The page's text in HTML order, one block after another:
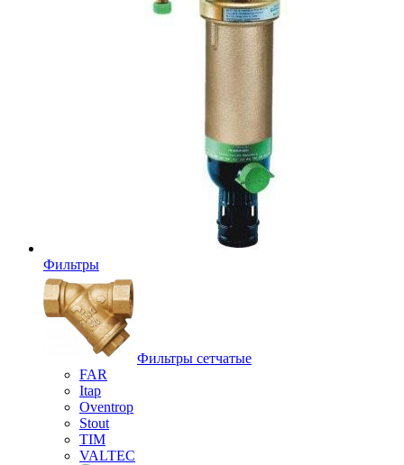
Фильтры
Фильтры сетчатые
FAR
Itap
Oventrop
Stout
TIM
VALTEC